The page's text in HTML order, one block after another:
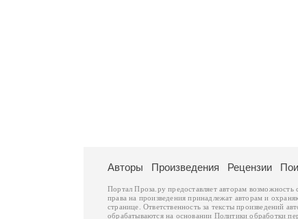
Авторы Произведения Рецензии
Портал Проза.ру предоставляет авторам
права на произведения принадлежат авторам и
странице. Ответственность за тексты произведений
обрабатываются на основании Политики обработки